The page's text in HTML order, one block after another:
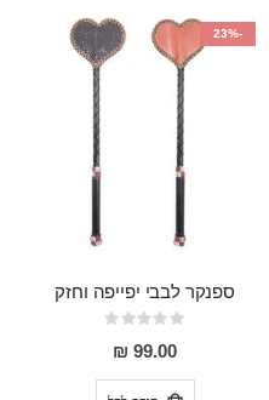
-23%
ספנקר לבבי יפייפה וחזק
Rating:
0%
99.00 ₪